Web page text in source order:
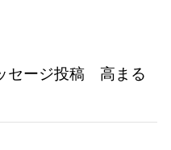
セージ投稿 高まる